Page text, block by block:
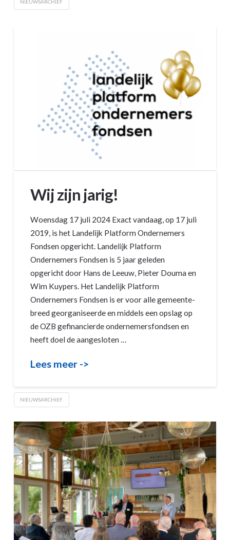
NIEUWSARCHIEF
Wij zijn jarig!
Woensdag 17 juli 2024 Exact vandaag, op 17 juli
2019, is het Landelijk Platform Ondernemers
Fondsen opgericht. Landelijk Platform
Ondernemers Fondsen is 5 jaar geleden
opgericht door Hans de Leeuw, Pieter Douma en
Wim Kuypers. Het Landelijk Platform
Ondernemers Fondsen is er voor alle gemeente-
breed georganiseerde en middels een opslag op
de OZB gefinancierde ondernemersfondsen en
heeft doel de aangesloten …
Lees meer ->
NIEUWSARCHIEF